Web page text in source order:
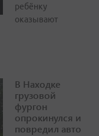
ребёнку
оказывают
В Находке
грузовой
фургон
опрокинулся и
повредил авто